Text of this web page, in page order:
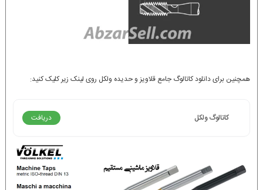
همچنین برای دانلود کاتالوگ جامع قلاویز و حدیده ولکل روی لینک زیر کلیک کنید:
کاتالوگ ولکل دریافت